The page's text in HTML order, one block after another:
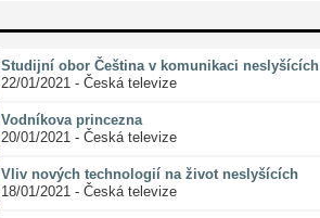
Studijní obor Čeština v komunikaci neslyšících
22/01/2021 - Česká televize
Vodníkova princezna
20/01/2021 - Česká televize
Vliv nových technologií na život neslyšících
18/01/2021 - Česká televize